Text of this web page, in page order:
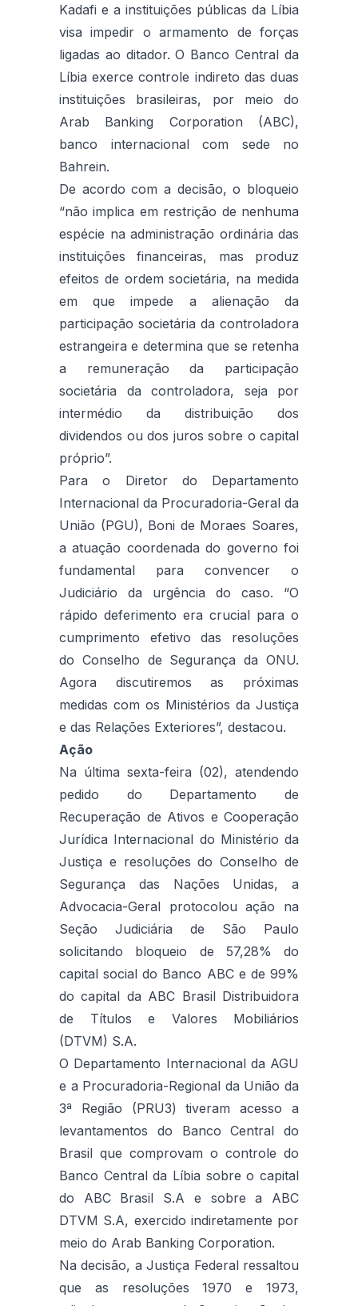
Kadafi e a instituições públicas da Líbia
visa impedir o armamento de forças
ligadas ao ditador. O Banco Central da
Líbia exerce controle indireto das duas
instituições brasileiras, por meio do
Arab Banking Corporation (ABC),
banco internacional com sede no
Bahrein.
De acordo com a decisão, o bloqueio
“não implica em restrição de nenhuma
espécie na administração ordinária das
instituições financeiras, mas produz
efeitos de ordem societária, na medida
em que impede a alienação da
participação societária da controladora
estrangeira e determina que se retenha
a remuneração da participação
societária da controladora, seja por
intermédio da distribuição dos
dividendos ou dos juros sobre o capital
próprio”.
Para o Diretor do Departamento
Internacional da Procuradoria-Geral da
União (PGU), Boni de Moraes Soares,
a atuação coordenada do governo foi
fundamental para convencer o
Judiciário da urgência do caso. “O
rápido deferimento era crucial para o
cumprimento efetivo das resoluções
do Conselho de Segurança da ONU.
Agora discutiremos as próximas
medidas com os Ministérios da Justiça
e das Relações Exteriores”, destacou.
Ação
Na última sexta-feira (02), atendendo
pedido do Departamento de
Recuperação de Ativos e Cooperação
Jurídica Internacional do Ministério da
Justiça e resoluções do Conselho de
Segurança das Nações Unidas, a
Advocacia-Geral protocolou ação na
Seção Judiciária de São Paulo
solicitando bloqueio de 57,28% do
capital social do Banco ABC e de 99%
do capital da ABC Brasil Distribuidora
de Títulos e Valores Mobiliários
(DTVM) S.A.
O Departamento Internacional da AGU
e a Procuradoria-Regional da União da
3ª Região (PRU3) tiveram acesso a
levantamentos do Banco Central do
Brasil que comprovam o controle do
Banco Central da Líbia sobre o capital
do ABC Brasil S.A e sobre a ABC
DTVM S.A, exercido indiretamente por
meio do Arab Banking Corporation.
Na decisão, a Justiça Federal ressaltou
que as resoluções 1970 e 1973,